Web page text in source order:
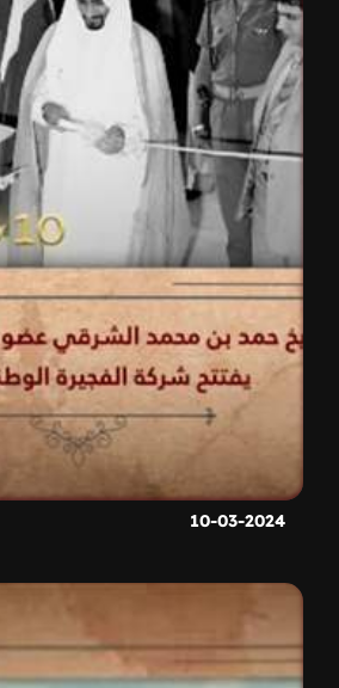
10-03-2024